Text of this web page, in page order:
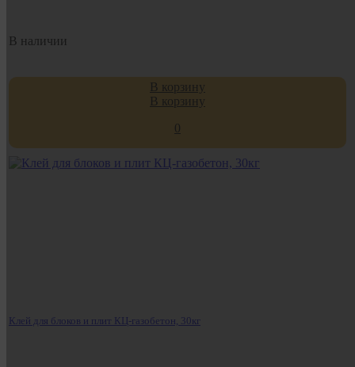
В наличии
В корзину
В корзину
0
Клей для блоков и плит КЦ-газобетон, 30кг